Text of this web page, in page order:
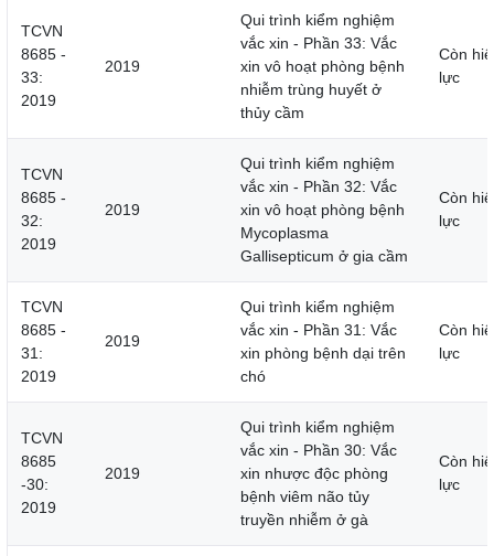
TCVN
8685 -
33:
2019
2019
Qui trình kiểm nghiệm
vắc xin - Phần 33: Vắc
xin vô hoạt phòng bệnh
nhiễm trùng huyết ở
thủy cầm
Còn
lực
TCVN
8685 -
32:
2019
2019
Qui trình kiểm nghiệm
vắc xin - Phần 32: Vắc
xin vô hoạt phòng bệnh
Mycoplasma
Gallisepticum ở gia cầm
Còn
lực
TCVN
8685 -
31:
2019
2019
Qui trình kiểm nghiệm
vắc xin - Phần 31: Vắc
xin phòng bệnh dại trên
chó
Còn
lực
TCVN
8685
-30:
2019
2019
Qui trình kiểm nghiệm
vắc xin - Phần 30: Vắc
xin nhược độc phòng
bệnh viêm não tủy
truyền nhiễm ở gà
Còn
lực